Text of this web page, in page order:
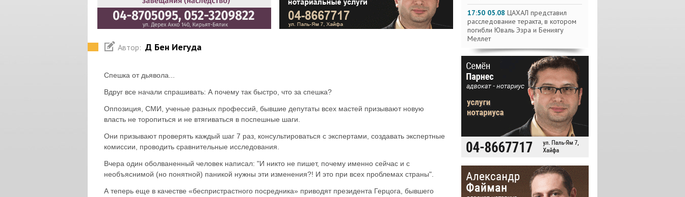
Автор: Д Бен Иегуда
Спешка от дьявола...
Вдруг все начали спрашивать: А почему так быстро, что за спешка?
Оппозиция, СМИ, ученые разных профессий, бывшие депутаты всех мастей призывают новую
власть не торопиться и не втягиваться в поспешные шаги.
Они призывают проверять каждый шаг 7 раз, консультироваться с экспертами, создавать экспертные
комиссии, проводить сравнительные исследования.
Вчера один оболваненный человек написал: "И никто не пишет, почему именно сейчас и с
необъяснимой (но понятной) паникой нужны эти изменения?! И это при всех проблемах страны".
А теперь еще в качестве «беспристрастного посредника» приводят президента Герцога, бывшего
17:50 05.08 ЦАХАЛ представил
расследование теракта, в котором
погибли Юваль Эзра и Бениягу
Меллет